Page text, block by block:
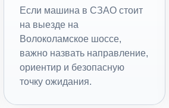
Если машина в СЗАО стоит
на выезде на
Волоколамское шоссе,
важно назвать направление,
ориентир и безопасную
точку ожидания.